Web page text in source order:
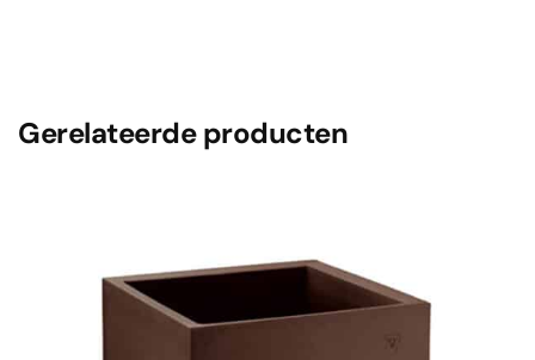
Gerelateerde producten